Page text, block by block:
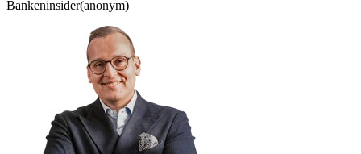
Bankeninsider(anonym)